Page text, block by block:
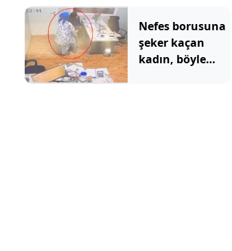
Nefes borusuna
şeker kaçan
kadın, böyle